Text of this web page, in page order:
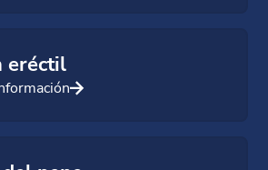
eréctil